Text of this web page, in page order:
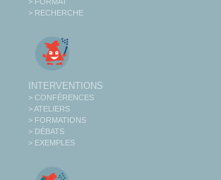
> RECHERCHE
INTERVENTIONS
> CONFÉRENCES
> ATELIERS
> FORMATIONS
> DÉBATS
> EXEMPLES